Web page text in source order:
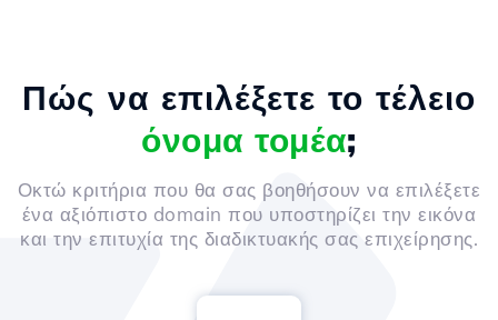
Πώς να επιλέξετε το τέλειο
όνομα τομέα;
Οκτώ κριτήρια που θα σας βοηθήσουν να επιλέξετε
ένα αξιόπιστο domain που υποστηρίζει την εικόνα
και την επιτυχία της διαδικτυακής σας επιχείρησης.